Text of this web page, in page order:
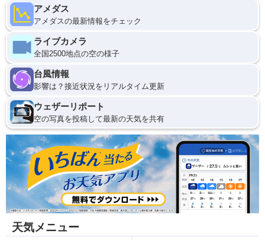
アメダス
アメダスの最新情報をチェック
ライブカメラ
全国2500地点の空の様子
台風情報
影響は？接近状況をリアルタイム更新
ウェザーリポート
空の写真を投稿して最新の天気を共有
天気メニュー